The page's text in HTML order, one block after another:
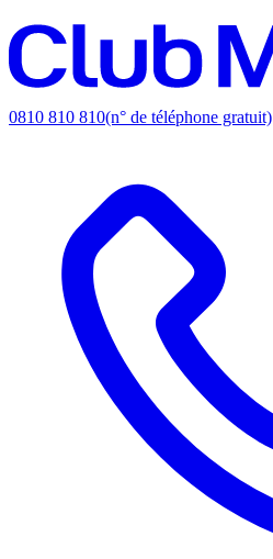
0810 810 810(n° de téléphone gratuit)